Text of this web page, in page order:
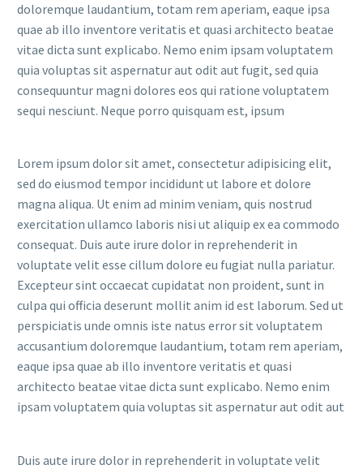
doloremque laudantium, totam rem aperiam, eaque ipsa
quae ab illo inventore veritatis et quasi architecto beatae
vitae dicta sunt explicabo. Nemo enim ipsam voluptatem
quia voluptas sit aspernatur aut odit aut fugit, sed quia
consequuntur magni dolores eos qui ratione voluptatem
sequi nesciunt. Neque porro quisquam est, ipsum
Lorem ipsum dolor sit amet, consectetur adipisicing elit,
sed do eiusmod tempor incididunt ut labore et dolore
magna aliqua. Ut enim ad minim veniam, quis nostrud
exercitation ullamco laboris nisi ut aliquip ex ea commodo
consequat. Duis aute irure dolor in reprehenderit in
voluptate velit esse cillum dolore eu fugiat nulla pariatur.
Excepteur sint occaecat cupidatat non proident, sunt in
culpa qui officia deserunt mollit anim id est laborum. Sed ut
perspiciatis unde omnis iste natus error sit voluptatem
accusantium doloremque laudantium, totam rem aperiam,
eaque ipsa quae ab illo inventore veritatis et quasi
architecto beatae vitae dicta sunt explicabo. Nemo enim
ipsam voluptatem quia voluptas sit aspernatur aut odit aut
Duis aute irure dolor in reprehenderit in voluptate velit